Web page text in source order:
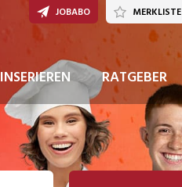
INSERIEREN RATGEBER
JOBABO MERKLISTE